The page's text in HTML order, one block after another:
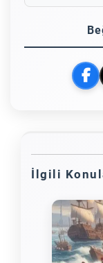
İlgili